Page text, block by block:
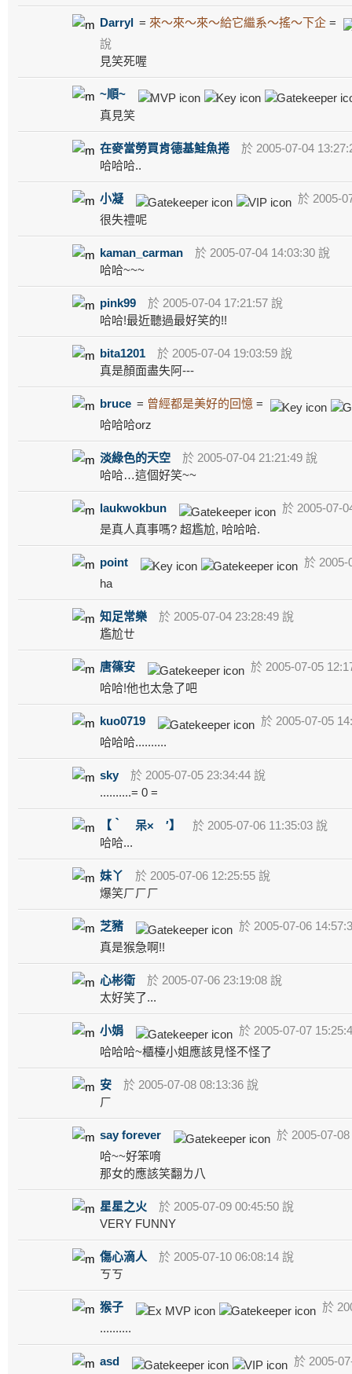
Darryl = 來～來～來～給它繼系～搖～下企 =
說
見笑死喔
~順~
真見笑
在麥當勞買肯德基鮭魚捲
於 2005-07-04
哈哈哈..
小凝
於 2005-
很失禮呢
kaman_carman
於 2005-07-04 14:03:30 說
哈哈~~~
pink99
於 2005-07-04 17:21:57 說
哈哈!最近聽過最好笑的!!
bita1201
於 2005-07-04 19:03:59 說
真是顏面盡失阿---
bruce = 曾經都是美好的回憶 =
哈哈哈orz
淡綠色的天空
於 2005-07-04 21:21:49 說
哈哈…這個好笑~~
laukwokbun
於 2005-07-
是真人真事嗎? 超尷尬, 哈哈哈.
point
於 2005-
ha
知足常樂
於 2005-07-04 23:28:49 說
尷尬ㄝ
唐篠安
於 2005-07-05
哈哈!他也太急了吧
kuo0719
於 2005-07-05
哈哈哈..........
sky
於 2005-07-05 23:34:44 說
..........= 0 =
【‵ 呆× ′】
於 2005-07-06 11:35:03 說
哈哈...
妹丫
於 2005-07-06 12:25:55 說
爆笑ㄏㄏㄏ
芝豬
於 2005-07-06
真是猴急啊!!
心彬衛
於 2005-07-06 23:19:08 說
太好笑了...
小娟
於 2005-07-07
哈哈哈~櫃檯小姐應該見怪不怪了
安
於 2005-07-08 08:13:36 說
ㄏ
say forever
於 2005-07-
哈~~好笨唷
那女的應該笑翻ㄌ八
星星之火
於 2005-07-09 00:45:50 說
VERY FUNNY
傷心滴人
於 2005-07-10 06:08:14 說
ㄎㄎ
猴子
於
..........
asd
於 2005-